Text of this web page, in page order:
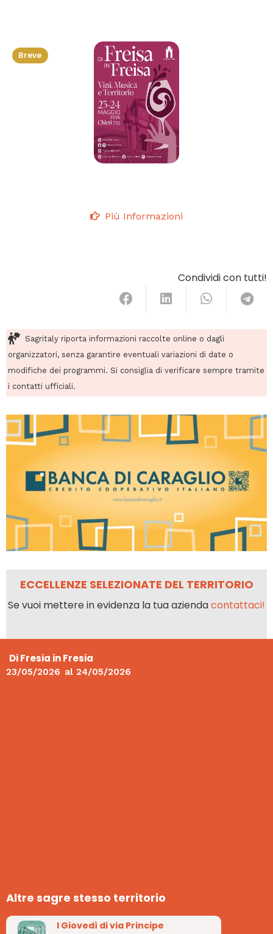
Breve
Più Informazioni
Condividi con tutti!
Sagritaly riporta informazioni raccolte online o dagli
organizzatori, senza garantire eventuali variazioni di date o
modifiche dei programmi. Si consiglia di verificare sempre tramite
i contatti ufficiali.
ECCELLENZE SELEZIONATE DEL TERRITORIO
Se vuoi mettere in evidenza la tua aziendacontattaci!
Di Fresia in Fresia
23/05/2026 al 24/05/2026
Altre sagre stesso territorio
I Giovedì di via Principe